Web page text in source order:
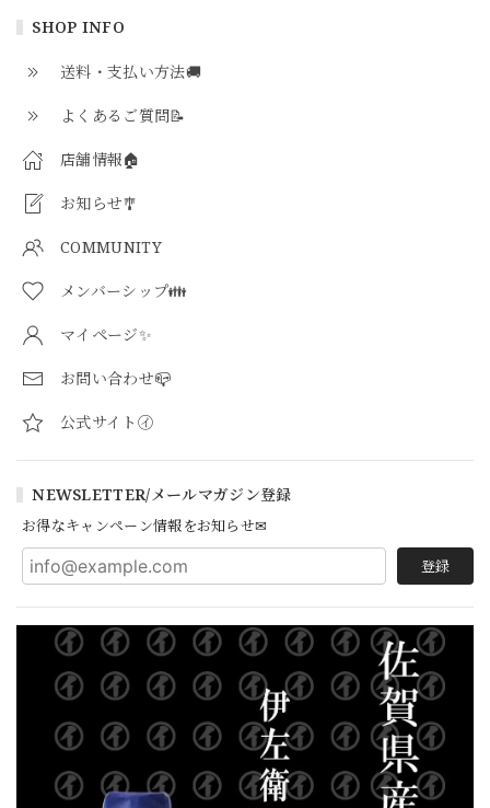
SHOP INFO
送料・支払い方法🚚
よくあるご質問📝
店舗情報🏠
お知らせ🎐
COMMUNITY
メンバーシップ👪
マイページ✨
お問い合わせ📪
公式サイト㋑
NEWSLETTER/メールマガジン登録
お得なキャンペーン情報をお知らせ✉
登録